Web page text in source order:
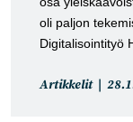
oli paljon
Digitalisointityö
Artikkelin
Artikkelit